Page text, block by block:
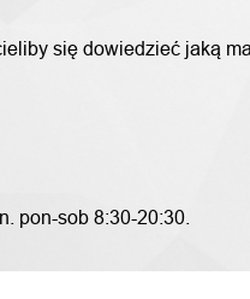
się dowiedzieć jaką
pon-sob 8:30-20:30.